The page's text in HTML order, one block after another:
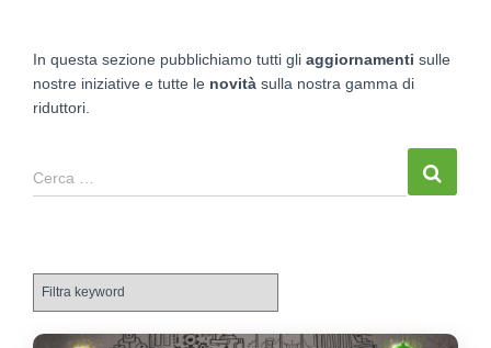
In questa sezione pubblichiamo tutti gli aggiornamenti sulle
nostre iniziative e tutte le novità sulla nostra gamma di
riduttori.
Cerca …